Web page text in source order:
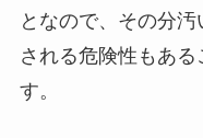
となので、その分
される危険性もあ
す。